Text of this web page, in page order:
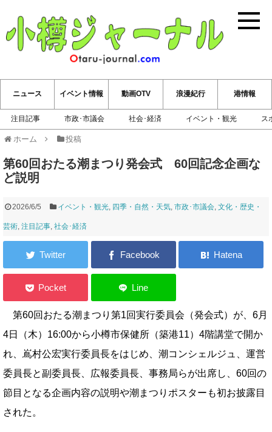
小樽ジ
ニュース
注目記事 市政･市議会 社会･経済 イベント・観光 ス
イベント情報 動画OTV 浪漫紀行 港情報
ホーム 投稿
第60回おたる潮まつり発会式 60回記念企画な
ど説明
2026/6/5 イベント・観光 四季・自然・天気 ,市政･市議会 ,文化・歴史・
芸術 注目記事 社会･経済
第60回おたる潮まつり第1回実行委員会（発会式）が、6月
4日（木）16:00から小樽市保健所（築港11）4階講堂で開か
れ、嶌村公宏実行委員長をはじめ、潮コンシェルジュ、運営
委員長と副委員長、広報委員長、事務局らが出席し、60回の
節目となる企画内容の説明や潮まつりポスターも初お披露目
された。